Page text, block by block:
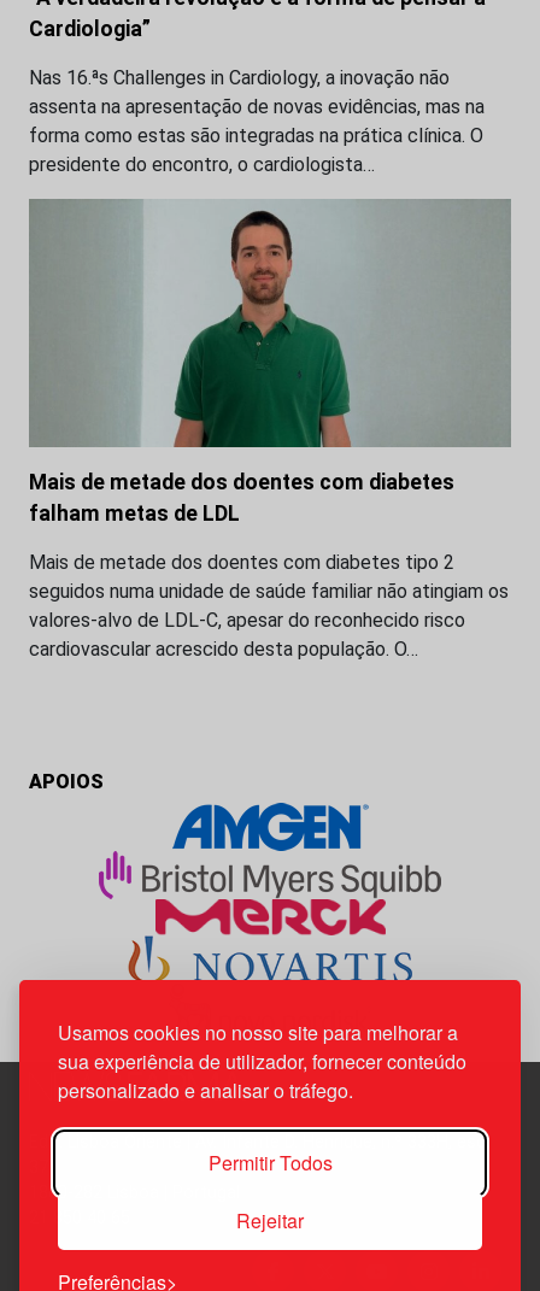
Usamos cookies no nosso site para melhorar a
sua experiência de utilizador, fornecer conteúdo
personalizado e analisar o tráfego.
Permitir Todos
Rejeitar
Preferências
Cardiologia”
Nas 16.ªs Challenges in Cardiology, a inovação não
assenta na apresentação de novas evidências, mas na
forma como estas são integradas na prática clínica. O
presidente do encontro, o cardiologista…
Mais de metade dos doentes com diabetes
falham metas de LDL
Mais de metade dos doentes com diabetes tipo 2
seguidos numa unidade de saúde familiar não atingiam os
valores-alvo de LDL-C, apesar do reconhecido risco
cardiovascular acrescido desta população. O…
APOIOS
Edif. Lisboa Oriente | Av. Infante D. Henrique, n.º 333H, esc.
1800-282 Lisboa | Portugal